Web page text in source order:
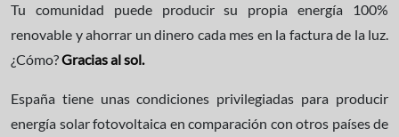
Tu comunidad puede producir su propia energía 100%
renovable y ahorrar un dinero cada mes en la factura de la luz.
¿Cómo?Gracias al sol.
España tiene unas condiciones privilegiadas para producir
energía solar fotovoltaica en comparación con otros países de